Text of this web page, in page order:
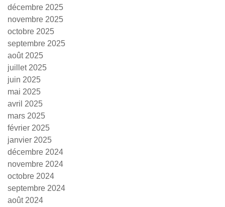
décembre 2025
novembre 2025
octobre 2025
septembre 2025
août 2025
juillet 2025
juin 2025
mai 2025
avril 2025
mars 2025
février 2025
janvier 2025
décembre 2024
novembre 2024
octobre 2024
septembre 2024
août 2024